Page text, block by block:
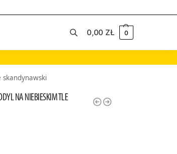
0,00ZŁ 0
NA NIEBIESKIM TLE